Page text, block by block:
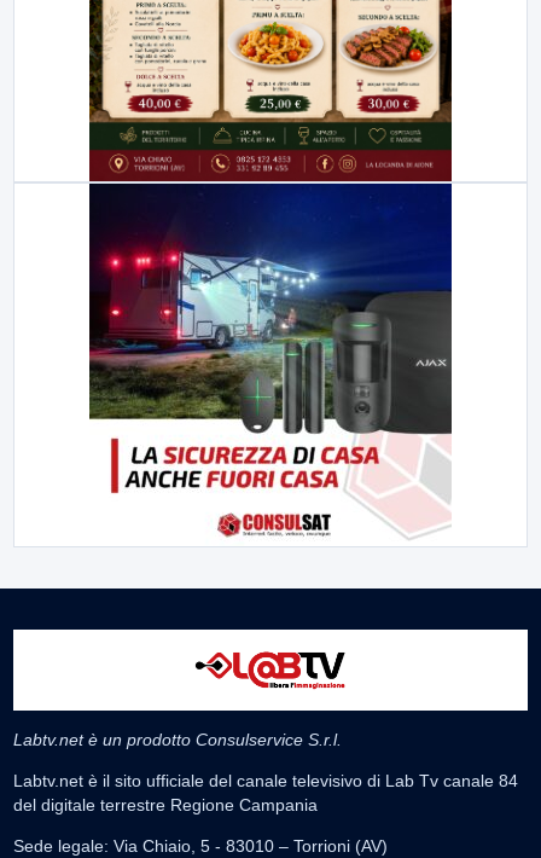
Labtv.net è un prodotto Consulservice S.r.l.
Labtv.net è il sito ufficiale del canale televisivo di Lab Tv canale 84
del digitale terrestre Regione Campania
Sede legale: Via Chiaio, 5 - 83010 – Torrioni (AV)